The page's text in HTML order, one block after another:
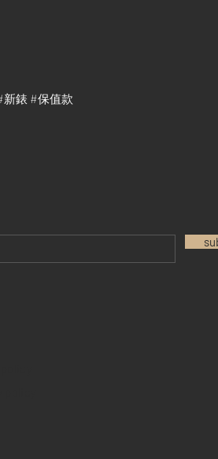
新錶 #保值款